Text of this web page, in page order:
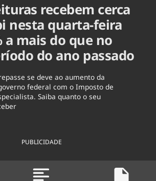
recebem cerca
nesta quarta-feira
a mais do que no
do ano passado
se deve ao aumento da
federal com o Imposto de
Saiba quanto o seu
PUBLICIDADE